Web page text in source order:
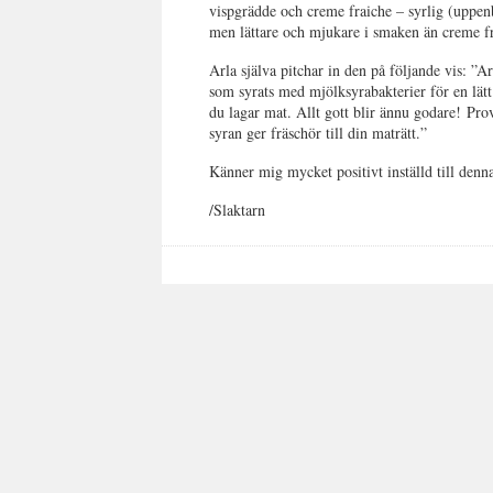
vispgrädde och creme fraiche – syrlig
men lättare och mjukare i smaken än creme
Arla själva pitchar in den på följande vis:
som syrats med mjölksyrabakterier för en
du lagar mat. Allt gott blir ännu godare!
syran ger fräschör till din maträtt.”
Känner mig mycket positivt inställd till
/Slaktarn